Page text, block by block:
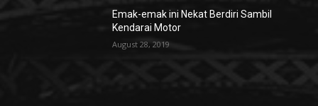
Emak-emak ini Nekat Berdiri Sambil
Kendarai Motor
August 28, 2019